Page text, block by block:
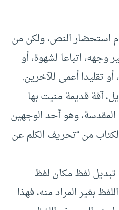
استحضار النص، ولكن من
وجهه، اتباعا لشهوة، أو
أو تقليدا أعمى للآخرين.
آفة قديمة منيت بها
وهو أحد الوجهين
من “تحريف الكلم عن
لفظ مكان لفظ
بغير المراد منه، فهذا